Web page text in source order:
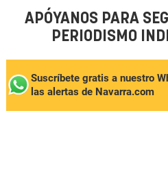
APÓYANOS PARA
PERIODISMO
Suscríbete gratis a nuestro
las alertas de Navarra.com